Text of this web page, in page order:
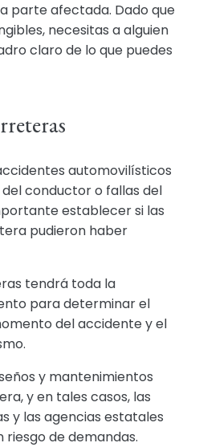
parte afectada. Dado que
necesitas a alguien
claro de lo que puedes
automovilísticos
conductor o fallas del
establecer si las
pudieron haber
tendrá toda la
para determinar el
del accidente y el
y mantenimientos
y en tales casos, las
y las agencias estatales
de demandas.